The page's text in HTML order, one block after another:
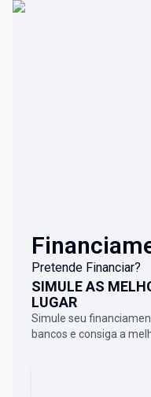
Pretende Financiar?
SIMULE AS
LUGAR
Simule seu
bancos e consiga a